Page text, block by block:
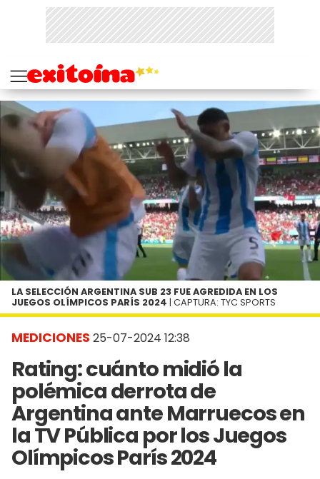
MEDICIONES 25-07-2024 12:38
Rating: cuánto midió la
polémica derrota de
Argentina ante Marruecos en
la TV Pública por los Juegos
Olímpicos París 2024
LA SELECCIÓN ARGENTINA SUB 23 FUE AGREDIDA EN LOS
JUEGOS OLÍMPICOS PARÍS 2024 | CAPTURA: TYC SPORTS